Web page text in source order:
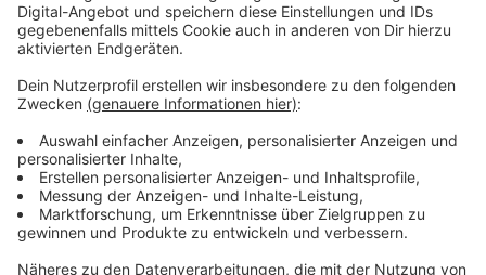
Vorstellen brauchen wir ihn euch nicht. Seit 2003
treibt Jürgen Bangert nun als "Elvis Eifel" seine Späße
am Telefon mit seinen Hörerinnen und Hörern im Radio.
Aber selbst seine 'Opfer' müssen am Ende mit lachen -
wenn auch nicht immer. Und weil ihr nicht genug von
ihm bekommen könnt, ist Elvis nun unter die Podcaster
gegangen. Somit steht euch Elvis rund um die Uhr zur
Verfügung. Hier bekommt Ihr außerdem den
"Directors-Cut" - die Original-Telefonate in längerer
Version. Elvis wird sich mit Kollegen und ehemaligen